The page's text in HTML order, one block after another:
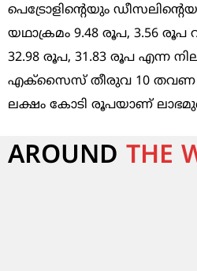
പെട്രോളിന്‍റെയും
യഥാക്രമം 9.48 രൂപ, 3.56
32.98 രൂപ, 31.83 രൂപ എന്ന
എക്‌സൈസ്‌ തീരുവ 10 തവണ
ലക്ഷം കോടി രൂപയാണ്
AROUND THE